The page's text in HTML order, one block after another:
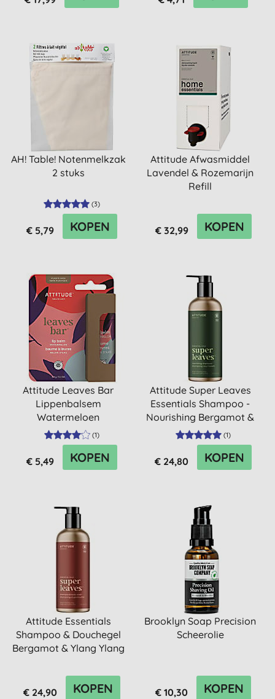
AH! Table! Notenmelkzak
2 stuks
(3)
€ 5,79 KOPEN
Attitude Afwasmiddel
Lavendel & Rozemarijn
Refill
€ 32,99 KOPEN
Attitude Leaves Bar
Lippenbalsem
Watermeloen
(1)
€ 5,49 KOPEN
Attitude Super Leaves
Essentials Shampoo -
Nourishing Bergamot &
Y...
(1)
€ 24,80 KOPEN
Attitude Essentials
Shampoo & Douchegel
Bergamot & Ylang Ylang
€ 24,90 KOPEN
Brooklyn Soap Precision
Scheerolie
€ 10,30 KOPEN